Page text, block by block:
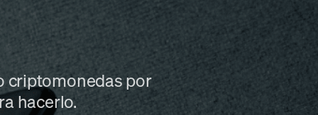
criptomonedas por
hacerlo.